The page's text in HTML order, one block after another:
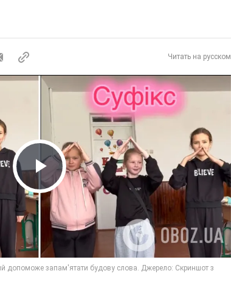
Читать на русском
Play Video